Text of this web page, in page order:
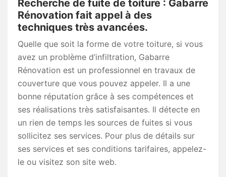
Recherche de fuite de toiture : Gabarre
Rénovation fait appel à des
techniques très avancées.
Quelle que soit la forme de votre toiture, si vous
avez un problème d’infiltration, Gabarre
Rénovation est un professionnel en travaux de
couverture que vous pouvez appeler. Il a une
bonne réputation grâce à ses compétences et
ses réalisations très satisfaisantes. Il détecte en
un rien de temps les sources de fuites si vous
sollicitez ses services. Pour plus de détails sur
ses services et ses conditions tarifaires, appelez-
le ou visitez son site web.